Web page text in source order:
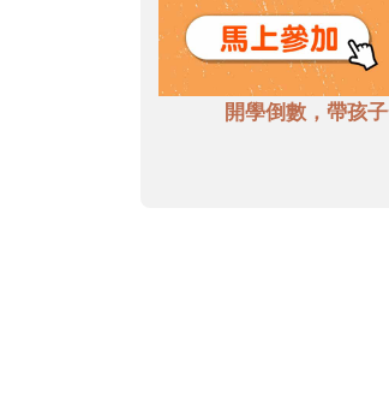
開學倒數，帶孩